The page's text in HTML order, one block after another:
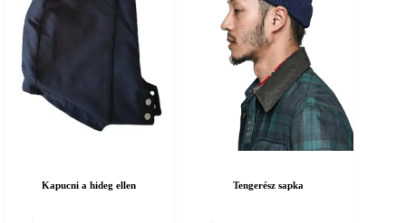
Kapucni a hideg ellen Tengerész sapka